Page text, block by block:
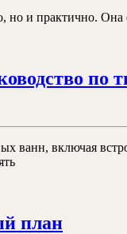
но и практично.
по
ванн, включая
планРемонт